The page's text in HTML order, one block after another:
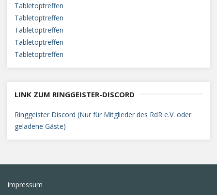
Tabletoptreffen
Tabletoptreffen
Tabletoptreffen
Tabletoptreffen
Tabletoptreffen
LINK ZUM RINGGEISTER-DISCORD
Ringgeister Discord (Nur für Mitglieder des RdR e.V. oder
geladene Gäste)
Impressum